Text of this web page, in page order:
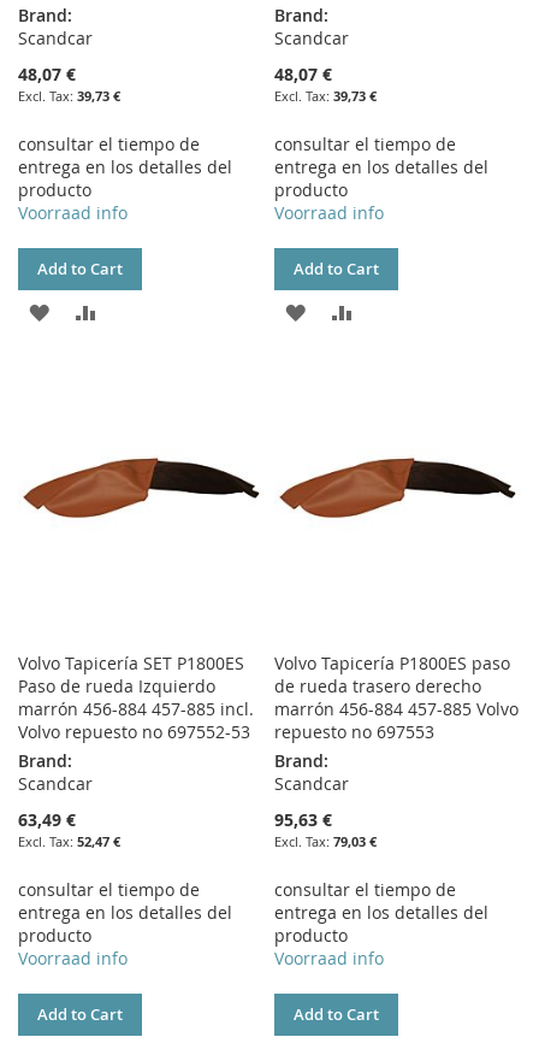
Brand:
Scandcar
48,07 €
39,73 €
consultar el tiempo de
entrega en los detalles del
producto
Voorraad info
Add to Cart
ADD
Brand:
Scandcar
48,07 €
39,73 €
consultar el tiempo de
entrega en los detalles del
producto
Voorraad info
Add to Cart
ADD
Volvo Tapicería SET P1800ES
Paso de rueda Izquierdo
marrón 456-884 457-885 incl.
Volvo repuesto no 697552-53
Brand:
Scandcar
63,49 €
52,47 €
consultar el tiempo de
entrega en los detalles del
producto
Voorraad info
Add to Cart
Volvo Tapicería P1800ES paso
de rueda trasero derecho
marrón 456-884 457-885 Volvo
repuesto no 697553
Brand:
Scandcar
95,63 €
79,03 €
consultar el tiempo de
entrega en los detalles del
producto
Voorraad info
Add to Cart